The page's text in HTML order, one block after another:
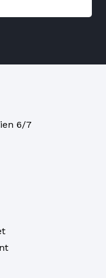
6/7